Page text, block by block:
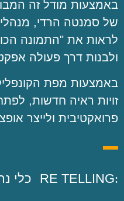
באמצעות מודל זה
של סמנטה הרדי,
לראות את "התמונה
ולבנות דרך פעולה
באמצעות מפת
זויות ראיה חדשות,
פרואקטיבית ולייצר
RE TELLING: כלי